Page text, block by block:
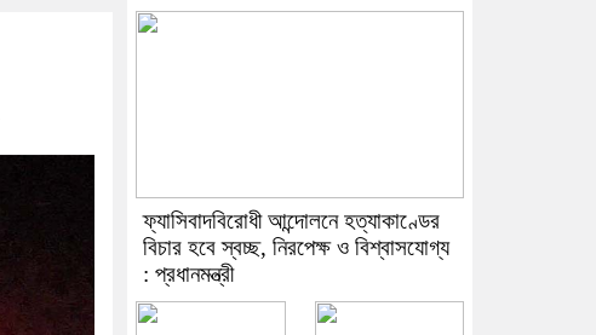
ফ্যাসিবাদবিরোধী আন্দোলনে হত্যাকাণ্ডের
বিচার হবে স্বচ্ছ, নিরপেক্ষ ও বিশ্বাসযোগ্য
: প্রধানমন্ত্রী